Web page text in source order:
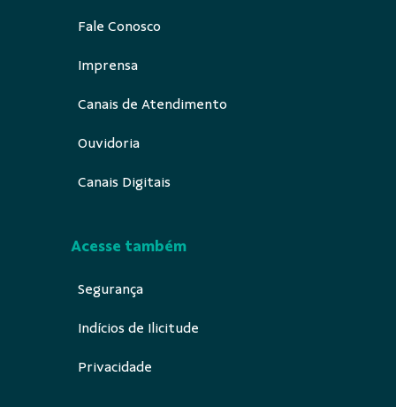
Fale Conosco
Imprensa
Canais de Atendimento
Ouvidoria
Canais Digitais
Acesse também
Segurança
Indícios de Ilicitude
Privacidade